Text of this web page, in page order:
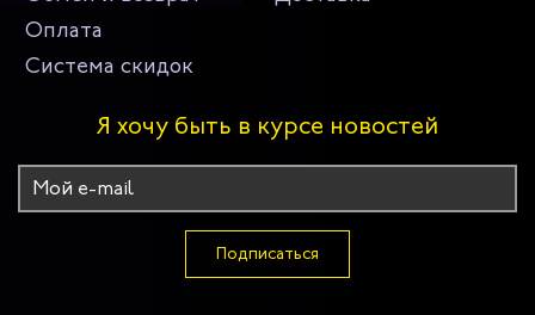
Оплата
Система скидок
Я хочу быть в курсе новостей
Подписаться